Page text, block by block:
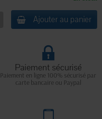
Ajouter au panier
Paiement sécurisé
Paiement en ligne 100% sécurisé par
carte bancaire ou Paypal